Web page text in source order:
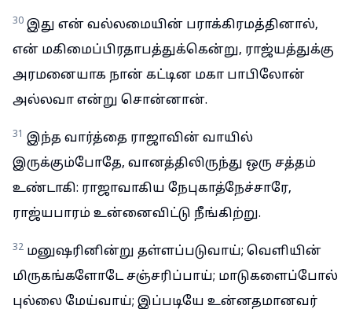
30 இது என் வல்லமையின் பராக்கிரமத்தினால்,
என் மகிமைப்பிரதாபத்துக்கென்று, ராஜ்யத்துக்கு
அரமனையாக நான் கட்டின மகா பாபிலோன்
அல்லவா என்று சொன்னான்.
31 இந்த வார்த்தை ராஜாவின் வாயில்
இருக்கும்போதே, வானத்திலிருந்து ஒரு சத்தம்
உண்டாகி: ராஜாவாகிய நேபுகாத்நேச்சாரே,
ராஜ்யபாரம் உன்னைவிட்டு நீங்கிற்று.
32 மனுஷரினின்று தள்ளப்படுவாய்; வெளியின்
மிருகங்களோடே சஞ்சரிப்பாய்; மாடுகளைப்போல்
புல்லை மேய்வாய்; இப்படியே உன்னதமானவர்